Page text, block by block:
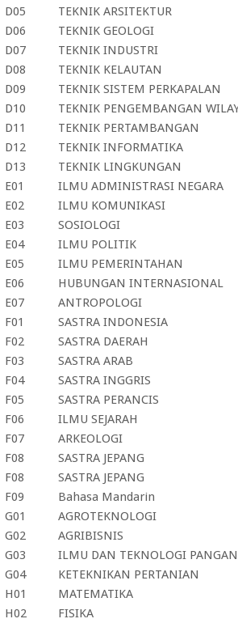
D05
TEKNIK ARSITEKTUR
D06
TEKNIK GEOLOGI
D07
TEKNIK INDUSTRI
D08
TEKNIK KELAUTAN
D09
TEKNIK SISTEM PERKAPALAN
D10
TEKNIK PENGEMBANGAN
D11
TEKNIK PERTAMBANGAN
D12
TEKNIK INFORMATIKA
D13
TEKNIK LINGKUNGAN
E01
ILMU ADMINISTRASI NEGARA
E02
ILMU KOMUNIKASI
E03
SOSIOLOGI
E04
ILMU POLITIK
E05
ILMU PEMERINTAHAN
E06
HUBUNGAN INTERNASIONAL
E07
ANTROPOLOGI
F01
SASTRA INDONESIA
F02
SASTRA DAERAH
F03
SASTRA ARAB
F04
SASTRA INGGRIS
F05
SASTRA PERANCIS
F06
ILMU SEJARAH
F07
ARKEOLOGI
F08
SASTRA JEPANG
F08
SASTRA JEPANG
F09
Bahasa Mandarin
G01
AGROTEKNOLOGI
G02
AGRIBISNIS
G03
ILMU DAN TEKNOLOGI PANGAN
G04
KETEKNIKAN PERTANIAN
H01
MATEMATIKA
H02
FISIKA